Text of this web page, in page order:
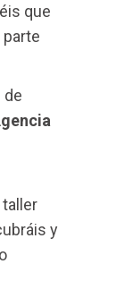
que
parte
de
y